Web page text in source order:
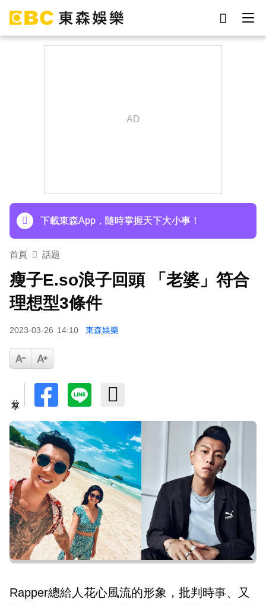
下載東森App，隨時掌握天下大小事！
首頁 話題
瘦子E.so浪子回頭 「老婆」符合
理想型3條件
2023-03-26 14:10 東森娛樂
Rapper總給人花心風流的形象，批判時事、又